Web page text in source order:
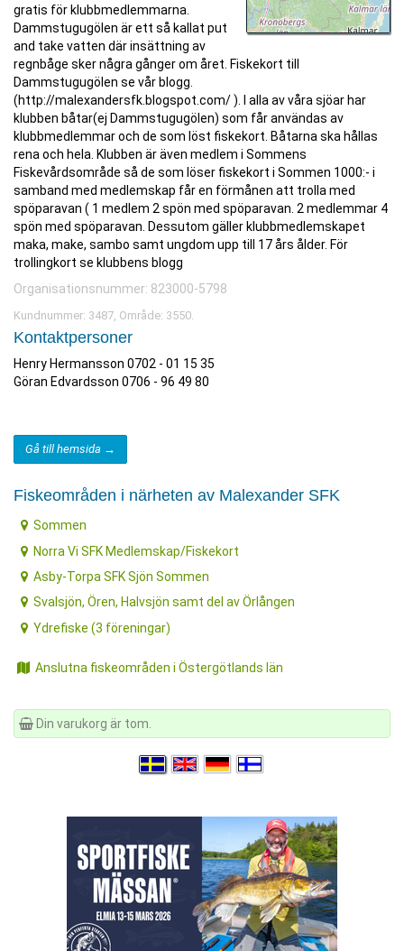
gratis för klubbmedlemmarna.
Dammstugugölen är ett så kallat put
and take vatten där insättning av
regnbåge sker några gånger om året. Fiskekort till
Dammstugugölen se vår blogg.
(http://malexandersfk.blogspot.com/ ). I alla av våra sjöar har
klubben båtar(ej Dammstugugölen) som får användas av
klubbmedlemmar och de som löst fiskekort. Båtarna ska hållas
rena och hela. Klubben är även medlem i Sommens
Fiskevårdsområde så de som löser fiskekort i Sommen 1000:- i
samband med medlemskap får en förmånen att trolla med
spöparavan ( 1 medlem 2 spön med spöparavan. 2 medlemmar 4
spön med spöparavan. Dessutom gäller klubbmedlemskapet
maka, make, sambo samt ungdom upp till 17 års ålder. För
trollingkort se klubbens blogg
Organisationsnummer: 823000-5798
Kundnummer: 3487, Område: 3550.
Kontaktpersoner
Henry Hermansson 0702 - 01 15 35
Göran Edvardsson 0706 - 96 49 80
Gå till hemsida →
Fiskeområden i närheten av Malexander SFK
Sommen
Norra Vi SFK Medlemskap/Fiskekort
Asby-Torpa SFK Sjön Sommen
Svalsjön, Ören, Halvsjön samt del av Örlången
Ydrefiske (3 föreningar)
Anslutna fiskeområden i Östergötlands län
Din varukorg är tom.